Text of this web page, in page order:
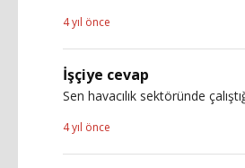
4 yıl önce
İşçiye cevap
Sen havacılık sektöründe
4 yıl önce